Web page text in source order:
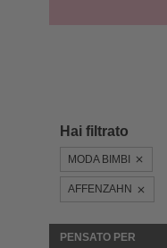
Hai filtrato
MODA BIMBI
AFFENZAHN
PENSATO PER